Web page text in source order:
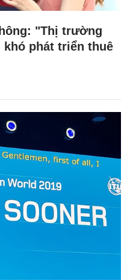
"Thị trường
khó phát triển thuê